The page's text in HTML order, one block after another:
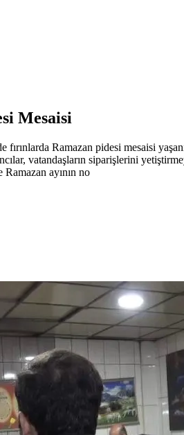
Mesaisi
Ramazan pidesi mesaisi
vatandaşların siparişlerini
ayının no